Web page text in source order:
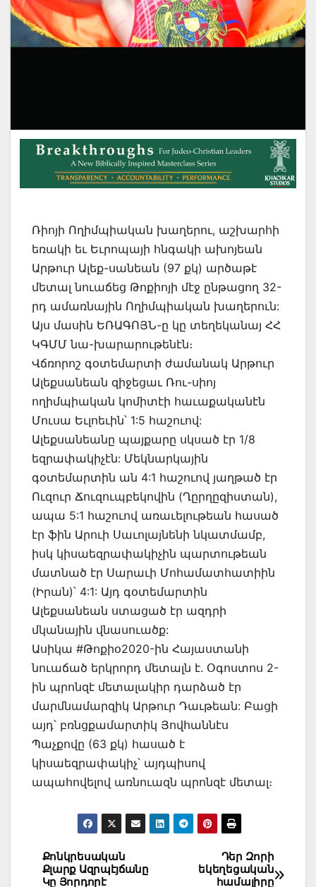
Ռիոյի Ողիմպիական խաղերու, աշխարհի
եռակի եւ Եւրոպայի հնգակի ախոյեան
Արթուր Ալեք-սանեան (97 քկ) արծաթէ
մետալ նուաճեց Թոքիոյի մէջ ընթացող 32-
րդ ամառնային Ողիմպիական խաղերուն:
Այս մասին ԵՌԱԳՈՅՆ-ը կը տեղեկանայ ՀՀ
ԿԳՄՄ նա-խարարութենէն։
Վճռորոշ գօտեմարտի ժամանակ Արթուր
Ալեքսանեան զիջեցաւ Ռու-սիոյ
ողիմպիական կոմիտէի հաւաքականէն
Մուսա Եւլոեւին՝ 1:5 հաշուով:
Ալեքսանեանը պայքարը սկսած էր 1/8
եզրափակիչէն: Մեկնարկային
գօտեմարտին ան 4:1 հաշուով յաղթած էր
Ուզուր Ճուզուպբեկովին (Ղըրղըզիստան),
ապա 5:1 հաշուով առաւելութեան հասած
էր ֆին Արուի Սաւոլայնենի նկատմամբ,
իսկ կիսաեզրափակիչին պարտութեան
մատնած էր Սարաւի Մոհամատհատիին
(Իրան)՝ 4:1: Այդ գօտեմարտին
Ալեքսանեան ստացած էր ազդրի
մկանային վնասուածք:
Ասիկա #Թոքիօ2020-ին Հայաստանի
նուաճած երկրորդ մետալն է. Օգոստոս 2-
ին պրոնզէ մետալակիր դարձած էր
մարմնամարզիկ Արթուր Դաւթեան: Բացի
այդ՝ բռնցքամարտիկ Յովհաննէս
Պաչքովը (63 քկ) հասած է
կիսաեզրափակիչ՝ այդպիսով
ապահովելով առնուազն պրոնզէ մետալ։
Post
navigation
Դեր Զորի
եկեղեցական
համալիրը
Քոնկրեսական
Քլարք Ազրպէյճանը
Կը Յորդորէ